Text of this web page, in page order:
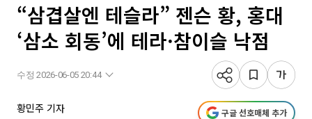
“삼겹살엔 테슬라” 젠슨 황, 홍대
‘삼소 회동’에 테라·참이슬 낙점
수정 2026-06-05 20:44
황민주 기자 구글 선호매체 추가